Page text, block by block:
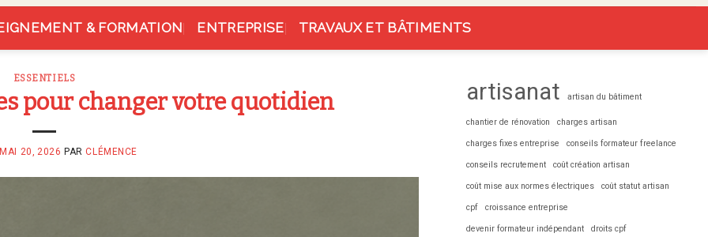
& FORMATION ENTREPRISE TRAVAUX ET BÂTIMENTS
ESSENTIELS
pour changer votre quotidien
MAI 20, 2026 PARCLÉMENCE
artisanat artisan du bâtiment
chantier de rénovation charges artisan
charges fixes entreprise conseils formateur freelance
conseils recrutement coût création artisan
coût mise aux normes électriques coût statut artisan
cpf croissance entreprise
devenir formateur indépendant droits cpf